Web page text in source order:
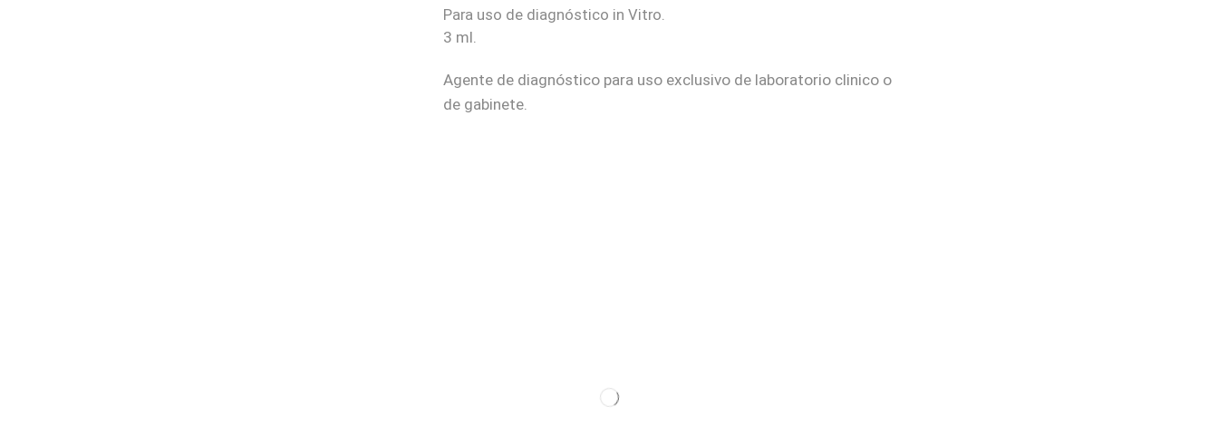
Para uso de diagnóstico in Vitro.
3 ml.
Agente de diagnóstico para uso exclusivo de laboratorio clinico o
de gabinete.